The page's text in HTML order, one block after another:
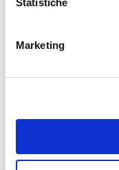
Statistiche
Marketing